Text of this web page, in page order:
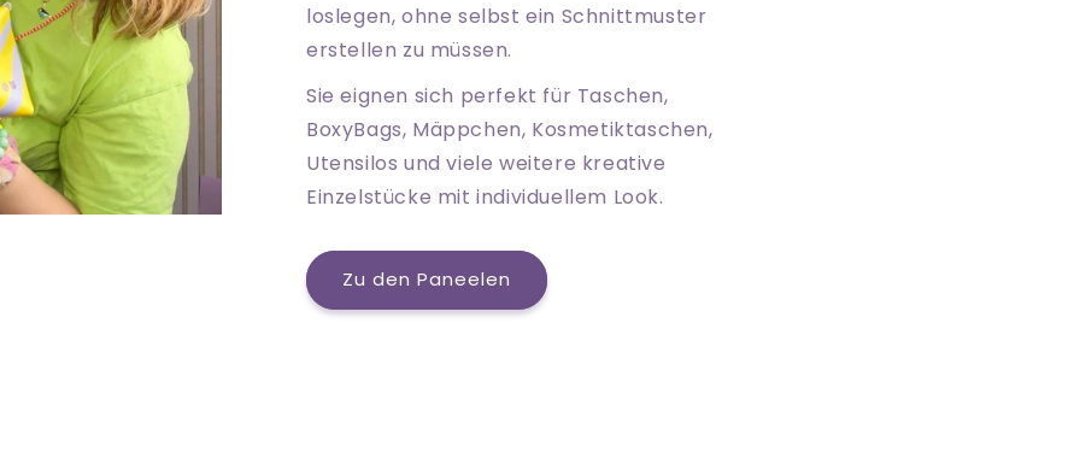
loslegen, ohne selbst ein Schnittmuster
erstellen zu müssen.
Sie eignen sich perfekt für Taschen,
BoxyBags, Mäppchen, Kosmetiktaschen,
Utensilos und viele weitere kreative
Einzelstücke mit individuellem Look.
Zu den Paneelen